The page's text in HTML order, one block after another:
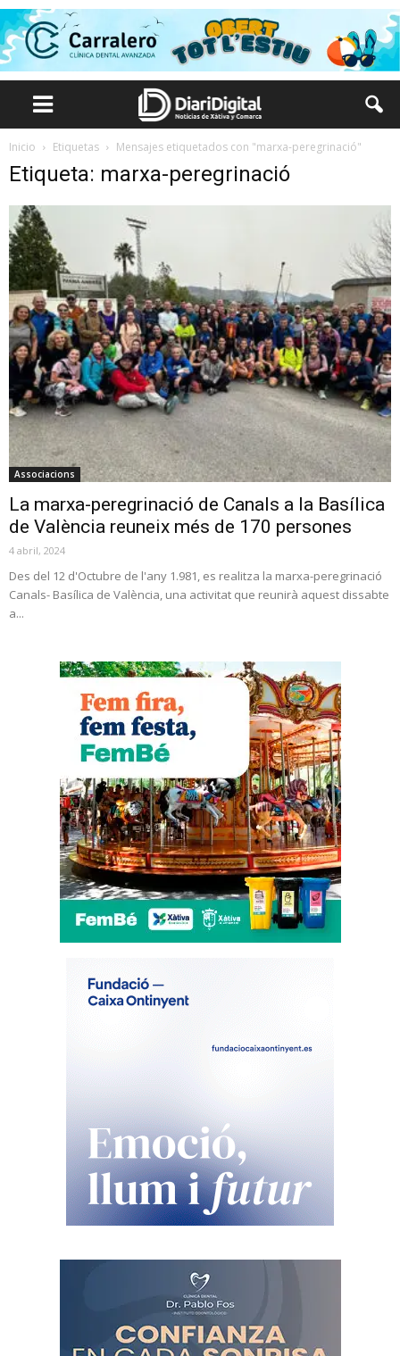
Inicio Etiquetas Mensajes etiquetados con "marxa-peregrinació"
Etiqueta: marxa-peregrinació
Associacions
La marxa-peregrinació de Canals a la Basílica
de València reuneix més de 170 persones
4 abril, 2024
Des del 12 d'Octubre de l'any 1.981, es realitza la marxa-peregrinació
Canals- Basílica de València, una activitat que reunirà aquest dissabte
a...